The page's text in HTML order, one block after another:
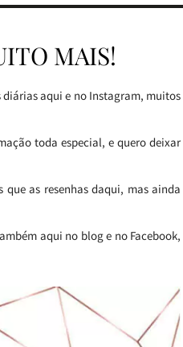
MAIS!
diárias aqui e no Instagram, muitos
toda especial, e quero deixar
que as resenhas daqui, mas ainda
aqui no blog e no Facebook,